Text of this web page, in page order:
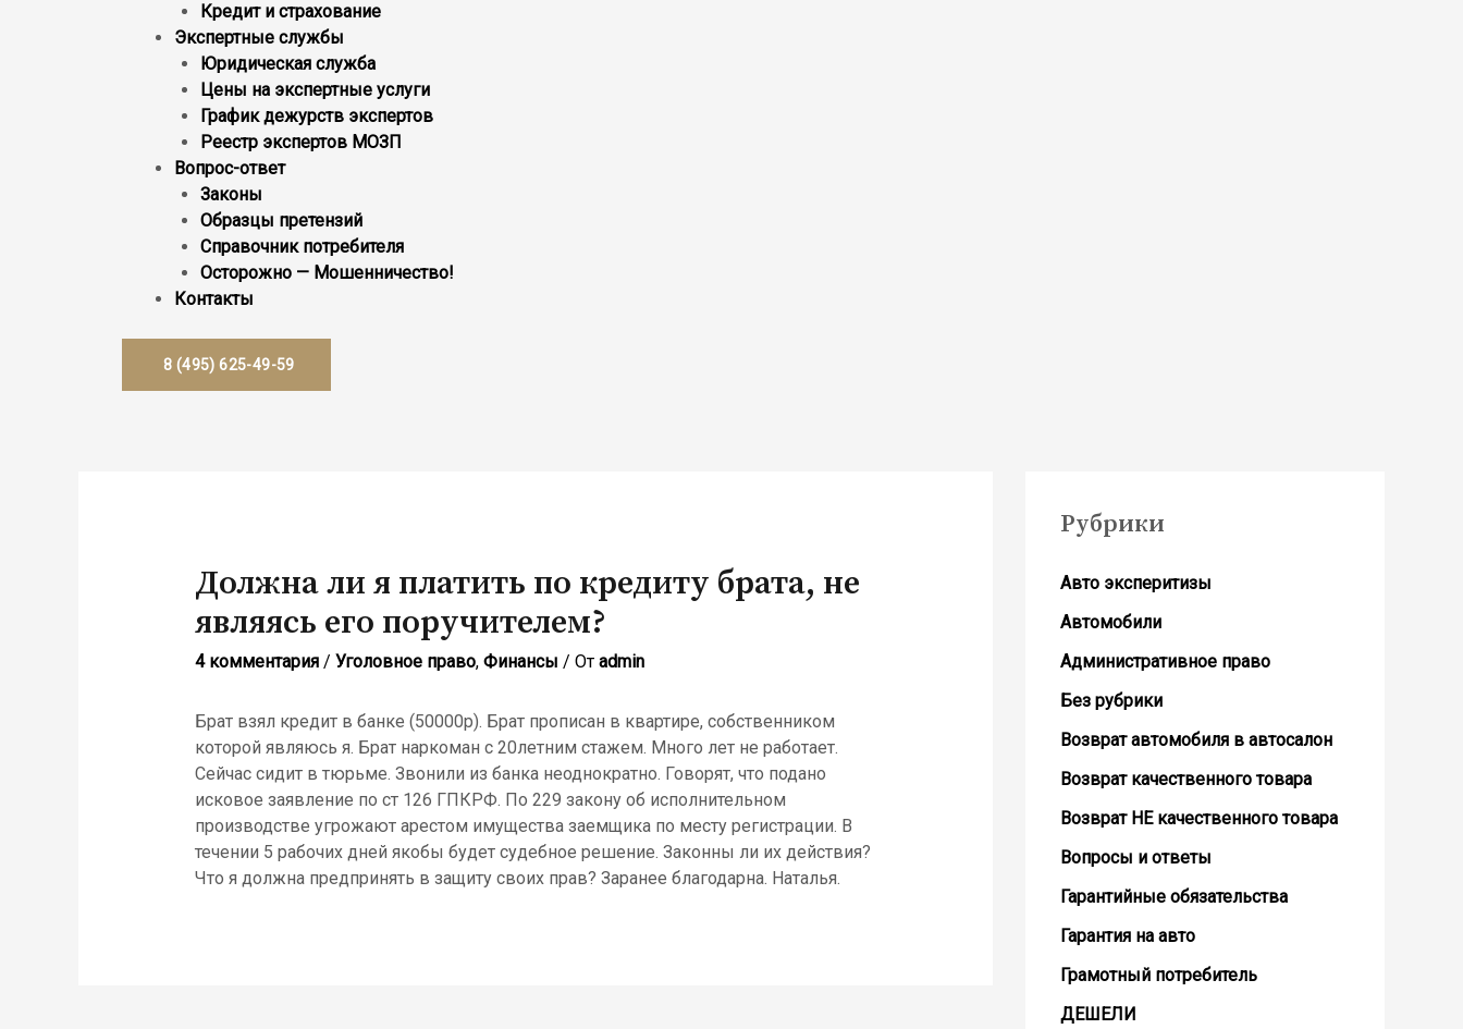
Кредит и страхование
Экспертные службы
Юридическая служба
Цены на экспертные услуги
График дежурств экспертов
Реестр экcпертов МОЗП
Вопрос-ответ
Законы
Образцы претензий
Справочник потребителя
Осторожно — Мошенничество!
Контакты
8 (495) 625-49-59
Должна ли я платить по кредиту брата, не
являясь его поручителем?
4 комментария / Уголовное право, Финансы / От admin
Брат взял кредит в банке (50000р). Брат прописан в квартире, собственником
которой являюсь я. Брат наркоман с 20летним стажем. Много лет не работает.
Сейчас сидит в тюрьме. Звонили из банка неоднократно. Говорят, что подано
исковое заявление по ст 126 ГПКРФ. По 229 закону об исполнительном
производстве угрожают арестом имущества заемщика по месту регистрации. В
течении 5 рабочих дней якобы будет судебное решение. Законны ли их действия?
Что я должна предпринять в защиту своих прав? Заранее благодарна. Наталья.
Рубрики
Авто эксперитизы
Автомобили
Административное право
Без рубрики
Возврат автомобиля в автосалон
Возврат кaчественного товара
Возврат НЕ качественного товара
Вопросы и ответы
Гарантийные обязательства
Гарантия на авто
Грамотный потребитель
ДЕШЕЛИ